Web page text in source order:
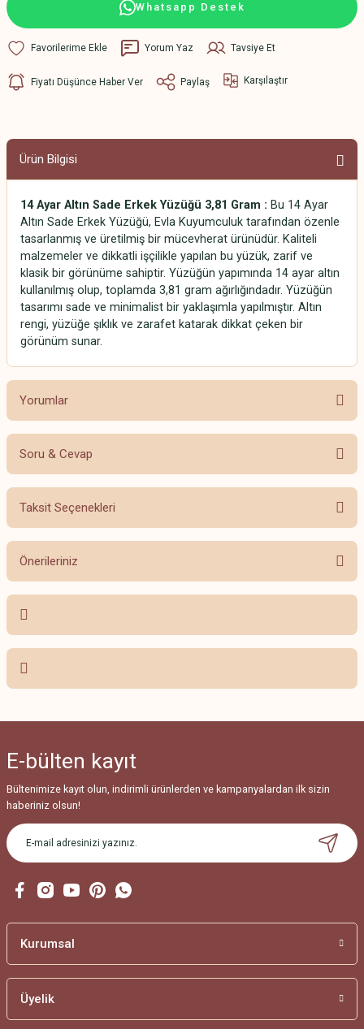
Whatsapp Destek
Yorum Yaz Tavsiye Et
Fiyatı Düşünce Haber Ver Paylaş Karşılaştır
Ürün Bilgisi
14 Ayar Altın Sade Erkek Yüzüğü 3,81 Gram : Bu 14 Ayar
Altın Sade Erkek Yüzüğü, Evla Kuyumculuk tarafından özenle
tasarlanmış ve üretilmiş bir mücevherat ürünüdür. Kaliteli
malzemeler ve dikkatli işçilikle yapılan bu yüzük, zarif ve
klasik bir görünüme sahiptir. Yüzüğün yapımında 14 ayar altın
kullanılmış olup, toplamda 3,81 gram ağırlığındadır. Yüzüğün
tasarımı sade ve minimalist bir yaklaşımla yapılmıştır. Altın
rengi, yüzüğe şıklık ve zarafet katarak dikkat çeken bir
görünüm sunar.
Yorumlar
Bu ürüne ilk yorumu siz yapın!
Soru & Cevap
Ürün hakkında henüz soru sorulmamış.
Taksit Seçenekleri
Önerileriniz
Bu ürünün fiyat bilgisi, resim, ürün açıklamalarında ve diğer konularda
yetersiz gördüğünüz noktaları öneri formunu kullanarak tarafımıza
iletebilirsiniz.
Ürün fiyatı diğer sitelerden daha pahalı.
Bu ürüne benzer farklı alternatifler olmalı.
E-bülten kayıt
Bültenimize kayıt olun, indirimli ürünlerden ve kampanyalardan ilk sizin
haberiniz olsun!
Kurumsal
Üyelik